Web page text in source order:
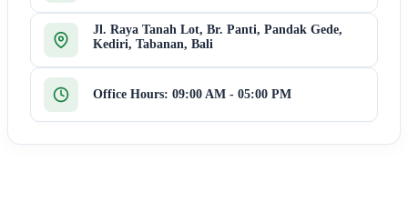
Jl. Raya Tanah Lot, Br. Panti, Pandak Gede,
Kediri, Tabanan, Bali
Office Hours: 09:00 AM - 05:00 PM